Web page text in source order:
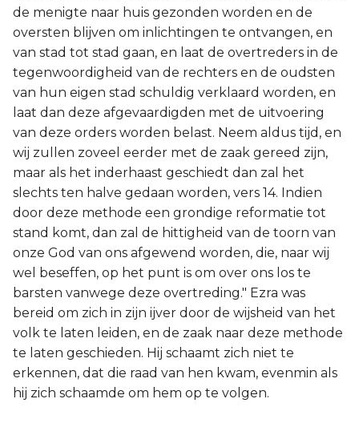
de menigte naar huis gezonden worden en de
oversten blijven om inlichtingen te ontvangen, en
van stad tot stad gaan, en laat de overtreders in de
tegenwoordigheid van de rechters en de oudsten
van hun eigen stad schuldig verklaard worden, en
laat dan deze afgevaardigden met de uitvoering
van deze orders worden belast. Neem aldus tijd, en
wij zullen zoveel eerder met de zaak gereed zijn,
maar als het inderhaast geschiedt dan zal het
slechts ten halve gedaan worden, vers 14. Indien
door deze methode een grondige reformatie tot
stand komt, dan zal de hittigheid van de toorn van
onze God van ons afgewend worden, die, naar wij
wel beseffen, op het punt is om over ons los te
barsten vanwege deze overtreding." Ezra was
bereid om zich in zijn ijver door de wijsheid van het
volk te laten leiden, en de zaak naar deze methode
te laten geschieden. Hij schaamt zich niet te
erkennen, dat die raad van hen kwam, evenmin als
hij zich schaamde om hem op te volgen.